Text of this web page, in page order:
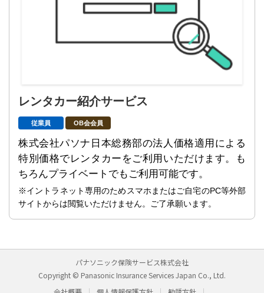
レンタカー紹介サービス
従業員 OB会会員
株式会社パソナ日本総務部の法人価格適用による
特別価格でレンタカーをご利用いただけます。も
ちろんプライベートでもご利用可能です。
※イントラネット専用のためスマホまたはご自宅のPC等外部
サイトからは閲覧いただけません。ご了承願います。
パナソニック保険サービス株式会社
Copyright © Panasonic Insurance Services Japan Co., Ltd.